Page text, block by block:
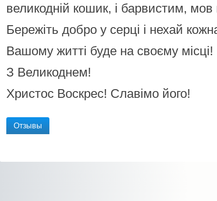
великодній кошик, і барвистим,
Бережіть добро у серці і нехай
Вашому житті буде на своєму місці!
З Великоднем!
Христос Воскрес! Славімо його!
Отзывы